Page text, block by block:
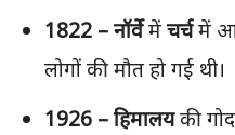
1822 –नॉर्वेमेंचर्चमें
लोगों की मौत हो गई थी।
1926 –हिमालयकी